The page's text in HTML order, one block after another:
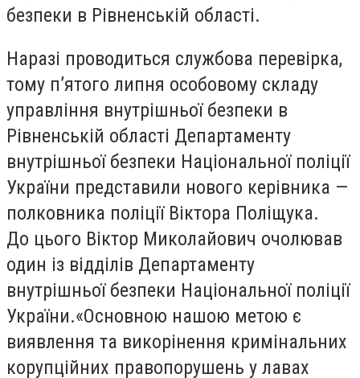
безпеки в Рівненській області.
Наразі проводиться службова перевірка,
тому п’ятого липня особовому складу
управління внутрішньої безпеки в
Рівненській області Департаменту
внутрішньої безпеки Національної поліції
України представили нового керівника —
полковника поліції Віктора Поліщука.
До цього Віктор Миколайович очолював
один із відділів Департаменту
внутрішньої безпеки Національної поліції
України.«Основною нашою метою є
виявлення та викорінення кримінальних
корупційних правопорушень у лавах